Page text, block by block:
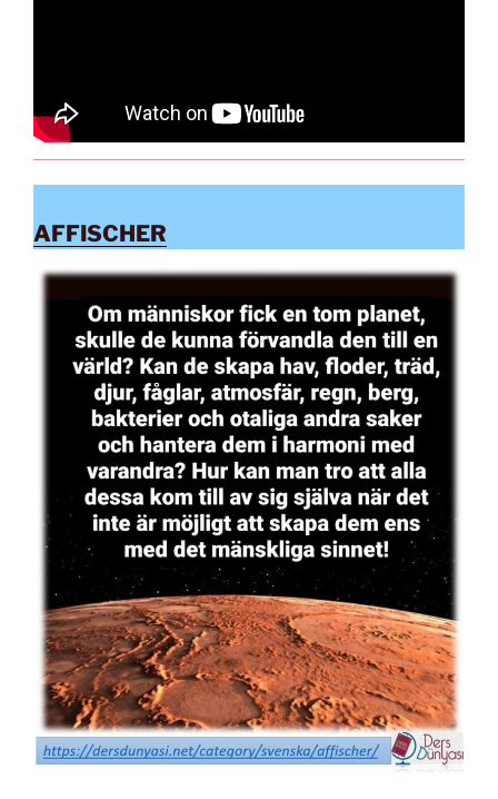
AFFISCHER